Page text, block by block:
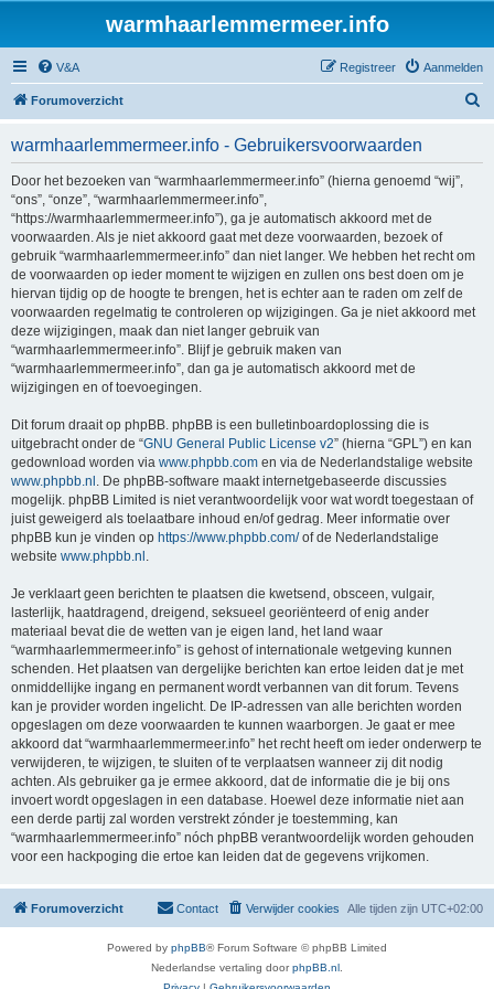
warmhaarlemmermeer.info
V&A Aanmelden
Registreer
Forumoverzicht
warmhaarlemmermeer.info - Gebruikersvoorwaarden
Door het bezoeken van “warmhaarlemmermeer.info” (hierna genoemd “wij”,
“ons”, “onze”, “warmhaarlemmermeer.info”,
“https://warmhaarlemmermeer.info”), ga je automatisch akkoord met de
voorwaarden. Als je niet akkoord gaat met deze voorwaarden, bezoek of
gebruik “warmhaarlemmermeer.info” dan niet langer. We hebben het recht om
de voorwaarden op ieder moment te wijzigen en zullen ons best doen om je
hiervan tijdig op de hoogte te brengen, het is echter aan te raden om zelf de
voorwaarden regelmatig te controleren op wijzigingen. Ga je niet akkoord met
deze wijzigingen, maak dan niet langer gebruik van
“warmhaarlemmermeer.info”. Blijf je gebruik maken van
“warmhaarlemmermeer.info”, dan ga je automatisch akkoord met de
wijzigingen en of toevoegingen.
Dit forum draait op phpBB. phpBB is een bulletinboardoplossing die is
uitgebracht onder de “GNU General Public License v2” (hierna “GPL”) en kan
gedownload worden via www.phpbb.com en via de Nederlandstalige website
www.phpbb.nl . De phpBB-software maakt internetgebaseerde discussies
mogelijk. phpBB Limited is niet verantwoordelijk voor wat wordt toegestaan of
juist geweigerd als toelaatbare inhoud en/of gedrag. Meer informatie over
phpBB kun je vinden op https://www.phpbb.com/of de Nederlandstalige
website www.phpbb.nl .
Je verklaart geen berichten te plaatsen die kwetsend, obsceen, vulgair,
lasterlijk, haatdragend, dreigend, seksueel georiënteerd of enig ander
materiaal bevat die de wetten van je eigen land, het land waar
“warmhaarlemmermeer.info” is gehost of internationale wetgeving kunnen
schenden. Het plaatsen van dergelijke berichten kan ertoe leiden dat je met
onmiddellijke ingang en permanent wordt verbannen van dit forum. Tevens
kan je provider worden ingelicht. De IP-adressen van alle berichten worden
opgeslagen om deze voorwaarden te kunnen waarborgen. Je gaat er mee
akkoord dat “warmhaarlemmermeer.info” het recht heeft om ieder onderwerp te
verwijderen, te wijzigen, te sluiten of te verplaatsen wanneer zij dit nodig
achten. Als gebruiker ga je ermee akkoord, dat de informatie die je bij ons
invoert wordt opgeslagen in een database. Hoewel deze informatie niet aan
een derde partij zal worden verstrekt zónder je toestemming, kan
“warmhaarlemmermeer.info” nóch phpBB verantwoordelijk worden gehouden
voor een hackpoging die ertoe kan leiden dat de gegevens vrijkomen.
Forumoverzicht Alle tijden zijn UTC+02:00
Verwijder cookies
Contact
Powered by phpBB® Forum Software © phpBB Limited
Nederlandse vertaling doorphpBB.nl